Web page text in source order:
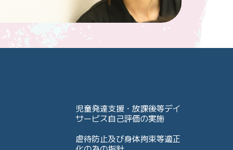
児童発達支援・放課後等デイ
サービス自己評価の実施
虐待防止及び身体拘束等適正